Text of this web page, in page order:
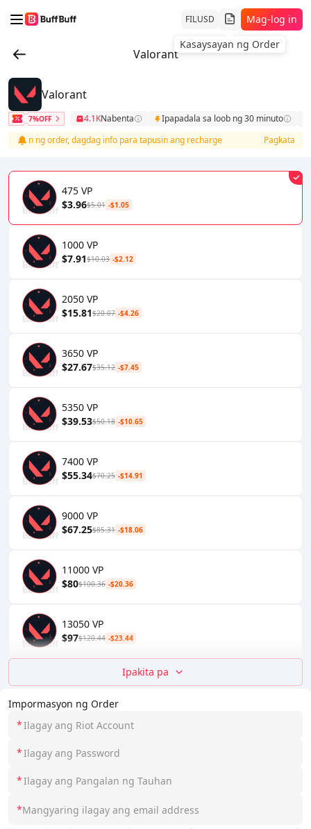
FILUSD
Kasaysayan ng Order
Mag-log in
Valorant
Impormasyon ng Order
*
*
*
*
Valorant
7%OFF 4.1KNabenta
Ipapadala sa loob ng 30 minuto
ng order, dagdag info para tapusin ang recharge
Pagkatapos
475 VP
$3.96$5.01 -$1.05
1000 VP
$7.91$10.03 -$2.12
2050 VP
$15.81$20.07 -$4.26
3650 VP
$27.67$35.12 -$7.45
5350 VP
$39.53$50.18 -$10.65
7400 VP
$55.34$70.25 -$14.91
9000 VP
$67.25$85.31 -$18.06
11000 VP
$80$100.36 -$20.36
13050 VP
$97$120.44 -$23.44
Ipakita pa